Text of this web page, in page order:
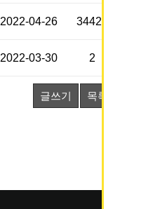
2022-04-26 34423
2022-03-30 2
글쓰기 목록